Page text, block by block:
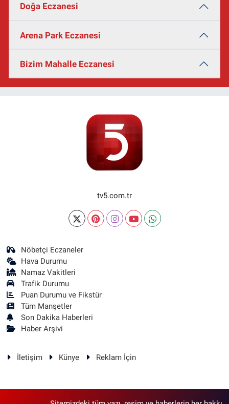
Doğa Eczanesi
Arena Park Eczanesi
Bizim Mahalle Eczanesi
tv5.com.tr
Nöbetçi Eczaneler
Hava Durumu
Namaz Vakitleri
Trafik Durumu
Puan Durumu ve Fikstür
Tüm Manşetler
Son Dakika Haberleri
Haber Arşivi
İletişim Künye Reklam İçin